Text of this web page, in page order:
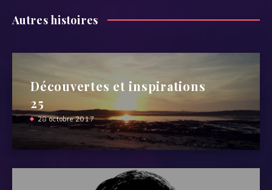
Autres histoires
Découvertes et inspirations
25
28 octobre 2017